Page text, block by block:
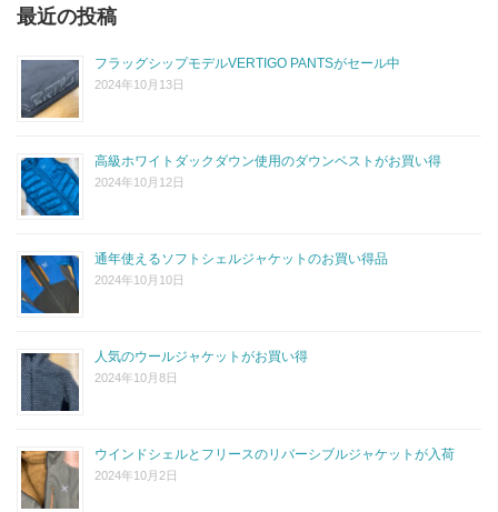
最近の投稿
フラッグシップモデルVERTIGO PANTSがセール中
2024年10月13日
高級ホワイトダックダウン使用のダウンベストがお買い得
2024年10月12日
通年使えるソフトシェルジャケットのお買い得品
2024年10月10日
人気のウールジャケットがお買い得
2024年10月8日
ウインドシェルとフリースのリバーシブルジャケットが入荷
2024年10月2日